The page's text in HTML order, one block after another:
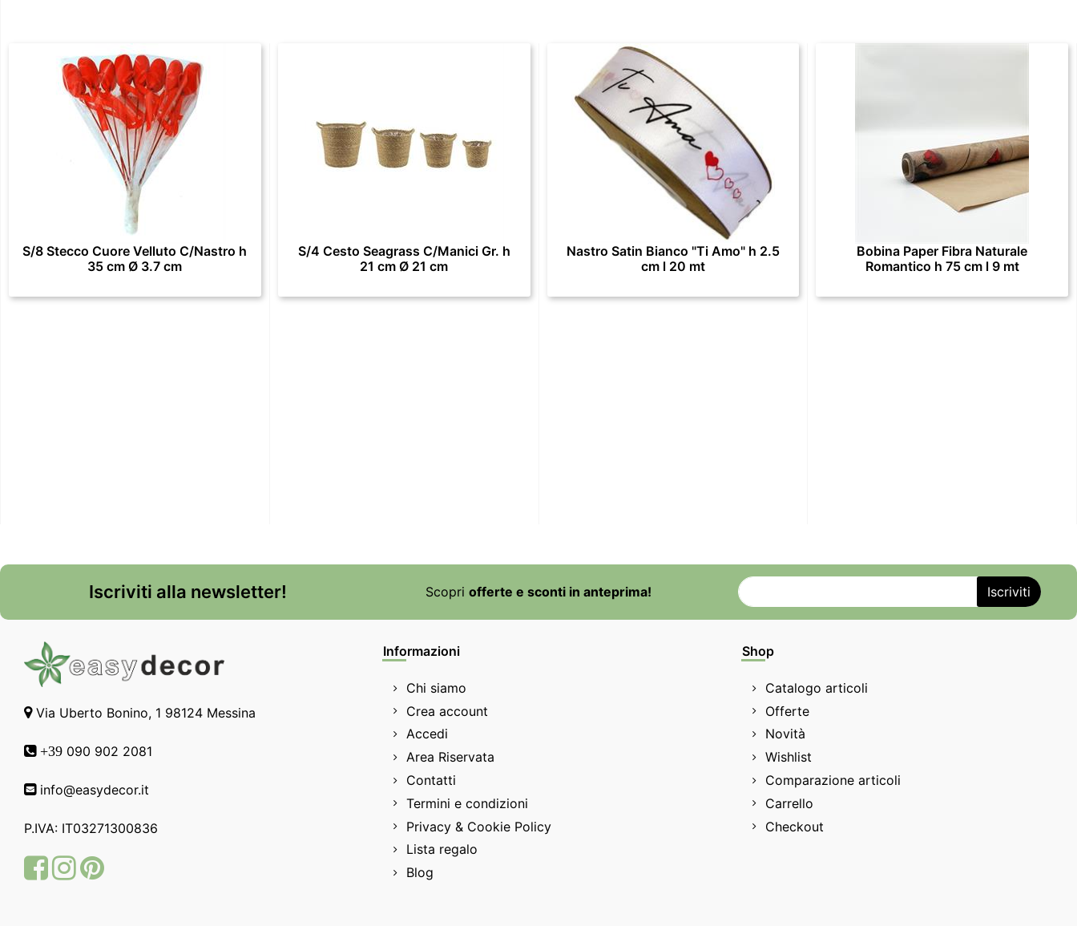
S/8 Stecco Cuore Velluto C/Nastro h
35 cm Ø 3.7 cm
S/4 Cesto Seagrass C/Manici Gr. h
21 cm Ø 21 cm
Nastro Satin Bianco "Ti Amo" h 2.5
cm l 20 mt
Bobina Paper Fibra Naturale
Romantico h 75 cm l 9 mt
Iscriviti alla newsletter! Scopri offerte e sconti in anteprima!
Via Uberto Bonino, 1 98124 Messina
+39 090 902 2081
info@easydecor.it
P.IVA: IT03271300836
FacebookInstagram
Pinterest
Informazioni
Chi siamo
Crea account
Accedi
Area Riservata
Contatti
Termini e condizioni
Privacy & Cookie Policy
Lista regalo
Blog
Shop
Catalogo articoli
Offerte
Novità
Wishlist
Comparazione articoli
Carrello
Checkout